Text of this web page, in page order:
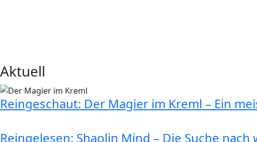
Aktuell
Reingeschaut: Der Magier im Kreml – Ein
Reingelesen: Shaolin Mind – Die Suche